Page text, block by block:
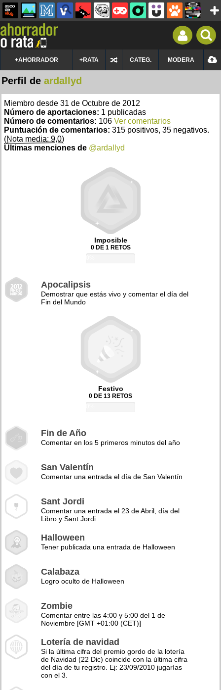
+AHORRADOR +RATA CATEG. MODERA
Perfil de ardallyd
Miembro desde 31 de Octubre de 2012
Número de aportaciones: 1 publicadas
Número de comentarios: 106 Ver comentarios
Puntuación de comentarios: 315 positivos, 35 negativos.
(Nota media: 9,0)
Últimas menciones de @ardallyd
Imposible
0 DE 1 RETOS
Apocalipsis
Demostrar que estás vivo y comentar el día del
Fin del Mundo
Festivo
0 DE 13 RETOS
Fin de Año
Comentar en los 5 primeros minutos del año
San Valentín
Comentar una entrada el día de San Valentín
Sant Jordi
Comentar una entrada el 23 de Abril, día del
Libro y Sant Jordi
Halloween
Tener publicada una entrada de Halloween
Calabaza
Logro oculto de Halloween
Zombie
Comentar entre las 4:00 y 5:00 del 1 de
Noviembre [GMT +01:00 (CET)]
Lotería de navidad
Si la última cifra del premio gordo de la lotería
de Navidad (22 Dic) coincide con la última cifra
del día de tu registro. Ej: 23/09/2010 jugarías
con el 3.